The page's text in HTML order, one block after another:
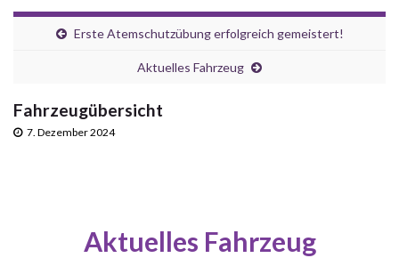
Erste Atemschutzübung erfolgreich gemeistert!
Aktuelles Fahrzeug
Fahrzeugübersicht
7. Dezember 2024
Aktuelles Fahrzeug